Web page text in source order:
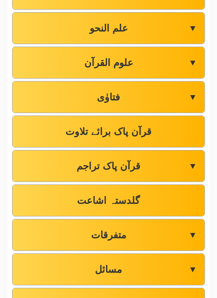
علم النحو ▼
علوم القرآن ▼
فتاوٰی ▼
قرآن پاک برائے تلاوت
قرآن پاک تراجم ▼
گلدستہ اشاعت
متفرقات ▼
مسائل ▼